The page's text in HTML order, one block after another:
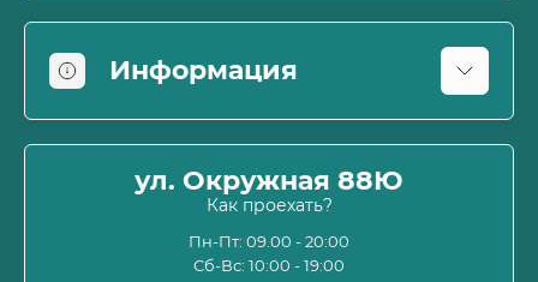
Информация
Информация о доставке
Пользовательское соглашение и оферта
Политика конфиденциальности
ул. Окружная 88Ю
Как проехать?
Пн-Пт: 09.00 - 20:00
Сб-Вс: 10:00 - 19:00